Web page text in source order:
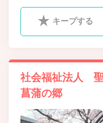
キープする
社会福祉法人
菖蒲の郷